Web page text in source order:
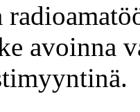
avoinna